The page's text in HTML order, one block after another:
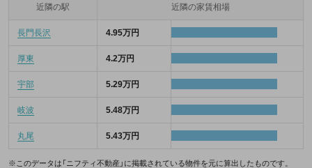
近隣の駅 近隣の家賃相場
長門長沢 4.95万円
厚東 4.2万円
宇部 5.29万円
岐波 5.48万円
丸尾 5.43万円
※このデータは「ニフティ不動産」に掲載されている物件を元に算出したものです。